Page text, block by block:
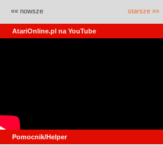
«« nowsze starsze »»
AtariOnline.pl na YouTube
Pomocnik/Helper